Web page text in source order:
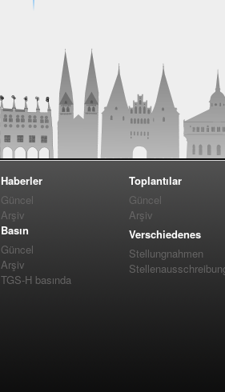
Haberler
Güncel
Arşiv
Basın
Güncel
Arşiv
TGS-H basında
Toplantılar
Güncel
Arşiv
Verschiedenes
Stellungnahmen